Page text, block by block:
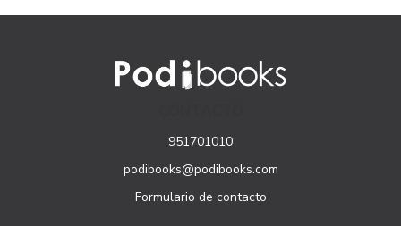
951701010
podibooks@podibooks.com
Formulario de contacto